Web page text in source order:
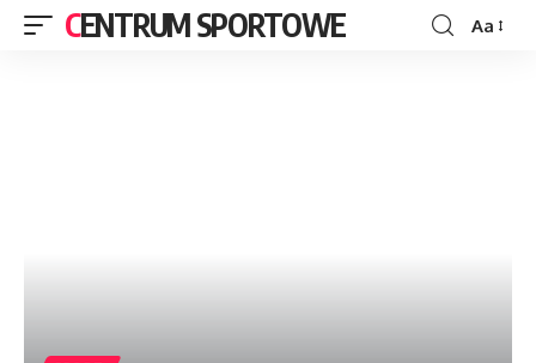
CENTRUM SPORTOWE Aa